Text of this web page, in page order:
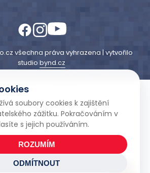
soubory cookies k zajištění
zážitku. Pokračováním v
s jejich používáním.
ROZUMÍM
ODMÍTNOUT
všechna práva vyhrazena | vytvořilo
studio bynd.cz